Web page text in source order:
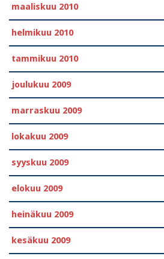
maaliskuu 2010
helmikuu 2010
tammikuu 2010
joulukuu 2009
marraskuu 2009
lokakuu 2009
syyskuu 2009
elokuu 2009
heinäkuu 2009
kesäkuu 2009